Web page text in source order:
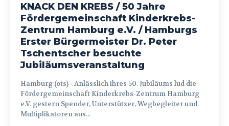
KNACK DEN KREBS / 50 Jahre
Fördergemeinschaft Kinderkrebs-
Zentrum Hamburg e.V. / Hamburgs
Erster Bürgermeister Dr. Peter
Tschentscher besuchte
Jubiläumsveranstaltung
Hamburg (ots) - Anlässlich ihres 50. Jubiläums lud die
Fördergemeinschaft Kinderkrebs-Zentrum Hamburg
e.V. gestern Spender, Unterstützer, Wegbegleiter und
Multiplikatoren aus...